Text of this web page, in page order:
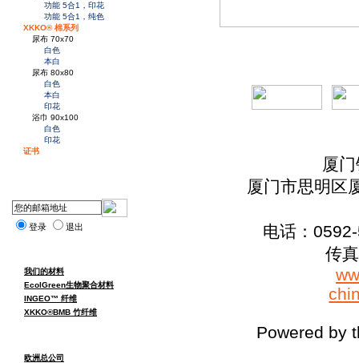
功能 5合1，印花
功能 5合1，纯色
XKKO® 棉系列
尿布 70x70
白色
本白
尿布 80x80
白色
本白
印花
浴巾 90x100
白色
印花
证书
登录 退出
我们的材料
EcolGreen生物聚合材料
INGEO™ 纤维
XKKO®BMB 竹纤维
欧洲总公司
厦
厦门市思明区
电话：
传
Powered by